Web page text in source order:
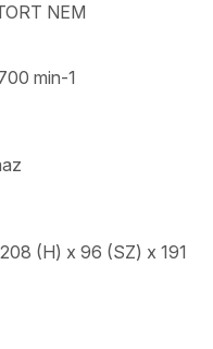
NEM
min-1
(H) x 96 (SZ) x 191